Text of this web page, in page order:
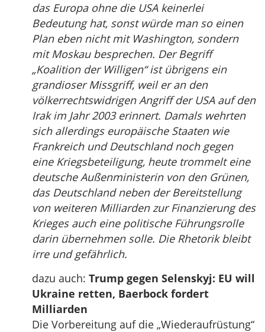
das Europa ohne die USA keinerlei
Bedeutung hat, sonst würde man so einen
Plan eben nicht mit Washington, sondern
mit Moskau besprechen. Der Begriff
„Koalition der Willigen“ ist übrigens ein
grandioser Missgriff, weil er an den
völkerrechtswidrigen Angriff der USA auf den
Irak im Jahr 2003 erinnert. Damals wehrten
sich allerdings europäische Staaten wie
Frankreich und Deutschland noch gegen
eine Kriegsbeteiligung, heute trommelt eine
deutsche Außenministerin von den Grünen,
das Deutschland neben der Bereitstellung
von weiteren Milliarden zur Finanzierung des
Krieges auch eine politische Führungsrolle
darin übernehmen solle. Die Rhetorik bleibt
irre und gefährlich.
dazu auch: Trump gegen Selenskyj: EU will
Ukraine retten, Baerbock fordert
Milliarden
Die Vorbereitung auf die „Wiederaufrüstung“